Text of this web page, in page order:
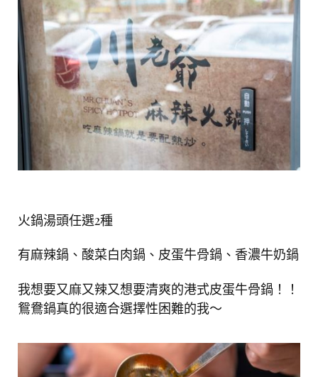
火鍋湯頭任選2種
有麻辣鍋、酸菜白肉鍋、皮蛋牛骨鍋、香濃牛奶鍋
我想要又麻又辣又想要清爽的港式皮蛋牛骨鍋！！
鴛鴦鍋真的很適合選擇性困難的我～